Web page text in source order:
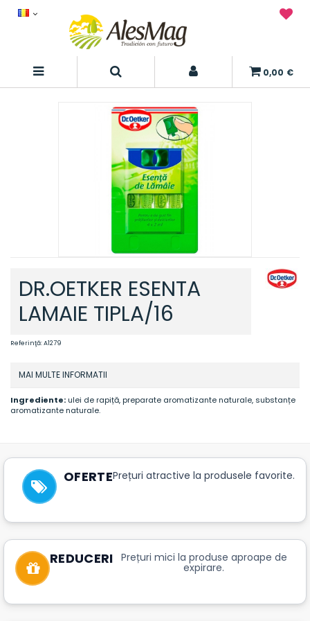
0,00 €
DR.OETKER ESENTA
LAMAIE TIPLA/16
Referinţă:A1279
MAI MULTE INFORMATII
Ingrediente: ulei de rapiță, preparate aromatizante naturale, substanțe
aromatizante naturale.
OFERTEPrețuri atractive la produsele favorite.
REDUCERI Prețuri mici la produse aproape de
expirare.